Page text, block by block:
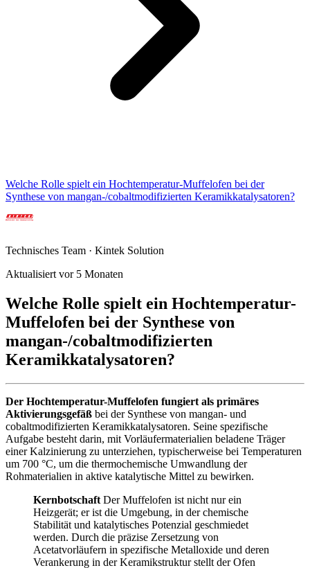
Welche Rolle spielt ein Hochtemperatur-Muffelofen bei der
Synthese von mangan-/cobaltmodifizierten Keramikkatalysatoren?
Technisches Team · Kintek Solution
Aktualisiert vor 5 Monaten
Welche Rolle spielt ein Hochtemperatur-
Muffelofen bei der Synthese von
mangan-/cobaltmodifizierten
Keramikkatalysatoren?
Der Hochtemperatur-Muffelofen fungiert als primäres
Aktivierungsgefäß bei der Synthese von mangan- und
cobaltmodifizierten Keramikkatalysatoren. Seine spezifische
Aufgabe besteht darin, mit Vorläufermaterialien beladene Träger
einer Kalzinierung zu unterziehen, typischerweise bei Temperaturen
um 700 °C, um die thermochemische Umwandlung der
Rohmaterialien in aktive katalytische Mittel zu bewirken.
Kernbotschaft Der Muffelofen ist nicht nur ein
Heizgerät; er ist die Umgebung, in der chemische
Stabilität und katalytisches Potenzial geschmiedet
werden. Durch die präzise Zersetzung von
Acetatvorläufern in spezifische Metalloxide und deren
Verankerung in der Keramikstruktur stellt der Ofen